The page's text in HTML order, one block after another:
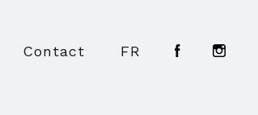
Contact FR